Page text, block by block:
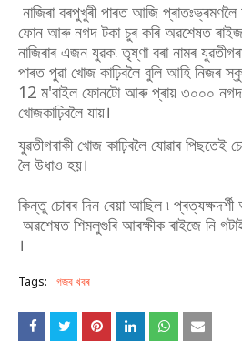
নাজিৰা বৰপুখুৰী পাৰত আজি
ফোন আৰু নগদ টকা চুৰ কৰি অৱশেষত
নাজিৰাৰ এজন যুৱক৷ তৃষ্ণা বৰা নামৰ
পাৰত পুৱা খোজ কাঢ়িবলৈ বুলি আহি নিজৰ
12 ম'বাইল ফোনটো আৰু প্ৰায় ৩০০০ নগদ
খোজকাঢ়িবলৈ যায়।
যুৱতীগৰাকী খোজ কাঢ়িবলৈ যোৱাৰ
লৈ উধাও হয়।
কিন্তু চোৰৰ দিন বেয়া আছিল ৷
অৱশেষত শিমলুগুৰি আৰক্ষীক ৰাইজে নি
।
Tags: গজব খবৰ